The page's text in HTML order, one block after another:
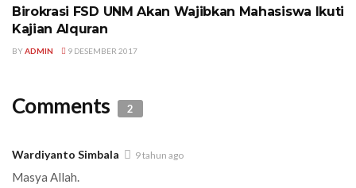
Birokrasi FSD UNM Akan Wajibkan Mahasiswa Ikuti
Kajian Alquran
BYADMIN 9 DESEMBER 2017
Comments 2
Wardiyanto Simbala 9 tahun ago
Masya Allah.